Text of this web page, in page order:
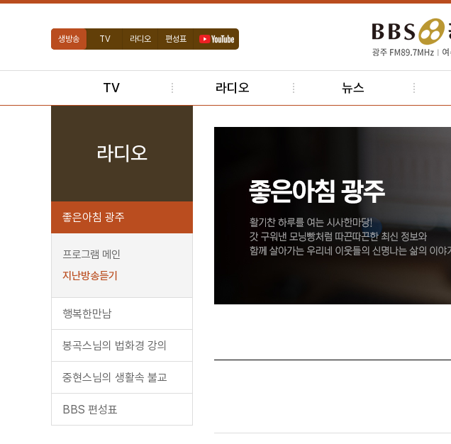
생방송 TV 라디오 편성표
TV 라디오 뉴스
라디오
좋은아침 광주
프로그램 메인
지난방송듣기
행복한만남
봉곡스님의 법화경 강의
중현스님의 생활속 불교
BBS 편성표